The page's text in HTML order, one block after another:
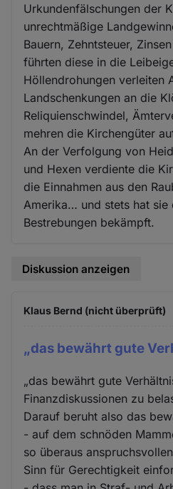
Urkundenfälschungen der
unrechtmäßige
Bauern, Zehntsteuer,
führten diese in die
Höllendrohungen verleiten
Landschenkungen an die
Reliquienschwindel,
mehren die Kirchengüter
An der Verfolgung von
und Hexen verdiente die
die Einnahmen aus den
Amerika… und stets hat sie
Bestrebungen bekämpft.
Diskussion anzeigen
Klaus Bernd (nicht überprüft)
„das bewährt gute
„das bewährt gute
Finanzdiskussionen zu
Darauf beruht also das
- auf dem schnöden
so überaus
Sinn für Gerechtigkeit